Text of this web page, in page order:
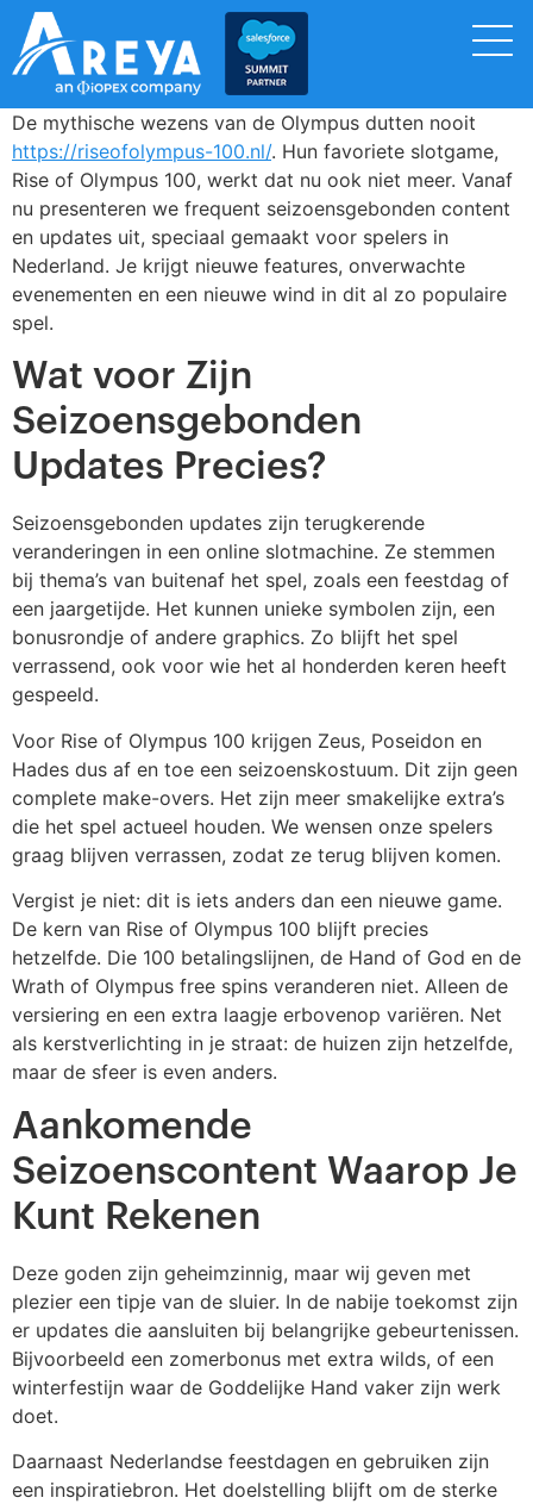
De mythische wezens van de Olympus dutten nooit
https://riseofolympus-100.nl/. Hun favoriete slotgame,
Rise of Olympus 100, werkt dat nu ook niet meer. Vanaf
nu presenteren we frequent seizoensgebonden content
en updates uit, speciaal gemaakt voor spelers in
Nederland. Je krijgt nieuwe features, onverwachte
evenementen en een nieuwe wind in dit al zo populaire
spel.
Wat voor Zijn
Seizoensgebonden
Updates Precies?
Seizoensgebonden updates zijn terugkerende
veranderingen in een online slotmachine. Ze stemmen
bij thema’s van buitenaf het spel, zoals een feestdag of
een jaargetijde. Het kunnen unieke symbolen zijn, een
bonusrondje of andere graphics. Zo blijft het spel
verrassend, ook voor wie het al honderden keren heeft
gespeeld.
Voor Rise of Olympus 100 krijgen Zeus, Poseidon en
Hades dus af en toe een seizoenskostuum. Dit zijn geen
complete make-overs. Het zijn meer smakelijke extra’s
die het spel actueel houden. We wensen onze spelers
graag blijven verrassen, zodat ze terug blijven komen.
Vergist je niet: dit is iets anders dan een nieuwe game.
De kern van Rise of Olympus 100 blijft precies
hetzelfde. Die 100 betalingslijnen, de Hand of God en de
Wrath of Olympus free spins veranderen niet. Alleen de
versiering en een extra laagje erbovenop variëren. Net
als kerstverlichting in je straat: de huizen zijn hetzelfde,
maar de sfeer is even anders.
Aankomende
Seizoenscontent Waarop Je
Kunt Rekenen
Deze goden zijn geheimzinnig, maar wij geven met
plezier een tipje van de sluier. In de nabije toekomst zijn
er updates die aansluiten bij belangrijke gebeurtenissen.
Bijvoorbeeld een zomerbonus met extra wilds, of een
winterfestijn waar de Goddelijke Hand vaker zijn werk
doet.
Daarnaast Nederlandse feestdagen en gebruiken zijn
een inspiratiebron. Het doelstelling blijft om de sterke